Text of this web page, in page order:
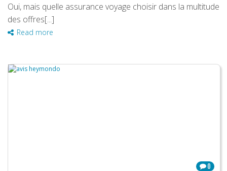
Oui, mais quelle assurance voyage choisir dans la multitude
des offres[...]
Read more
0